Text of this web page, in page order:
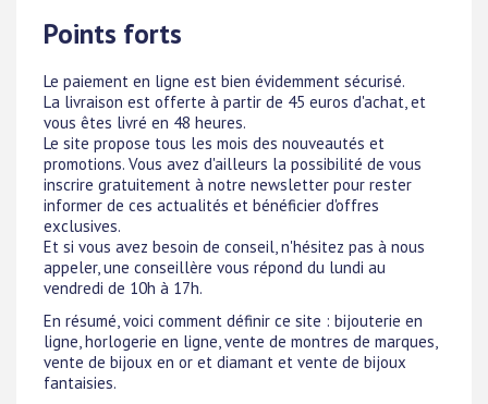
Points forts
Le paiement en ligne est bien évidemment sécurisé.
La livraison est offerte à partir de 45 euros d'achat, et
vous êtes livré en 48 heures.
Le site propose tous les mois des nouveautés et
promotions. Vous avez d'ailleurs la possibilité de vous
inscrire gratuitement à notre newsletter pour rester
informer de ces actualités et bénéficier d'offres
exclusives.
Et si vous avez besoin de conseil, n'hésitez pas à nous
appeler, une conseillère vous répond du lundi au
vendredi de 10h à 17h.
En résumé, voici comment définir ce site : bijouterie en
ligne, horlogerie en ligne, vente de montres de marques,
vente de bijoux en or et diamant et vente de bijoux
fantaisies.